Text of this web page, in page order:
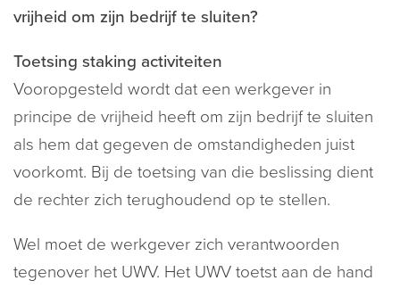
vrijheid om zijn bedrijf te sluiten?
Toetsing staking activiteiten
Vooropgesteld wordt dat een werkgever in
principe de vrijheid heeft om zijn bedrijf te sluiten
als hem dat gegeven de omstandigheden juist
voorkomt. Bij de toetsing van die beslissing dient
de rechter zich terughoudend op te stellen.
Wel moet de werkgever zich verantwoorden
tegenover het UWV. Het UWV toetst aan de hand